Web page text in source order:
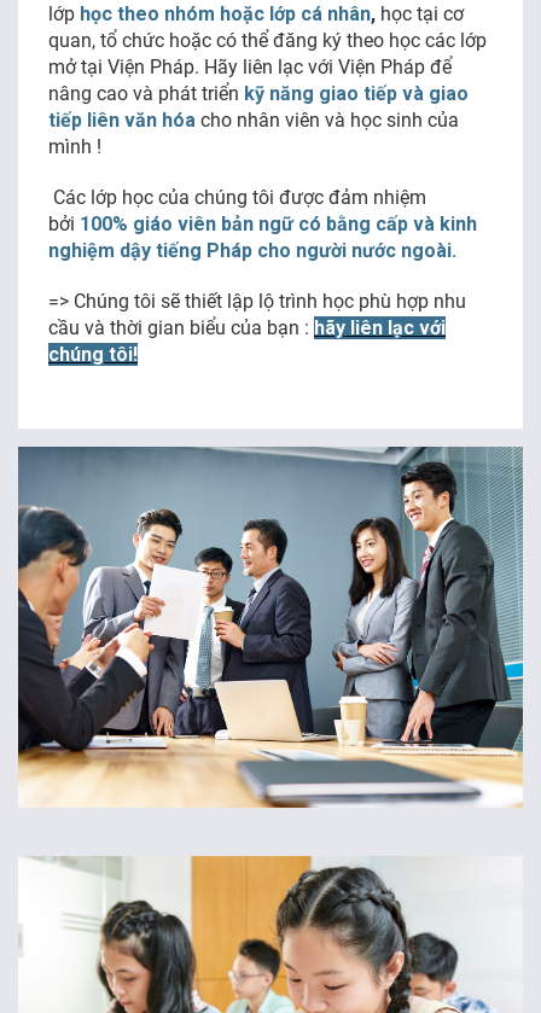
lớp học theo nhóm hoặc lớp cá nhân, học tại cơ
quan, tổ chức hoặc có thể đăng ký theo học các lớp
mở tại Viện Pháp. Hãy liên lạc với Viện Pháp để
nâng cao và phát triển kỹ năng giao tiếp và giao
tiếp liên văn hóa cho nhân viên và học sinh của
mình !
Các lớp học của chúng tôi được đảm nhiệm
bởi 100% giáo viên bản ngữ có bằng cấp và kinh
nghiệm dậy tiếng Pháp cho người nước ngoài.
=> Chúng tôi sẽ thiết lập lộ trình học phù hợp nhu
cầu và thời gian biểu của bạn : hãy liên lạc với
chúng tôi!